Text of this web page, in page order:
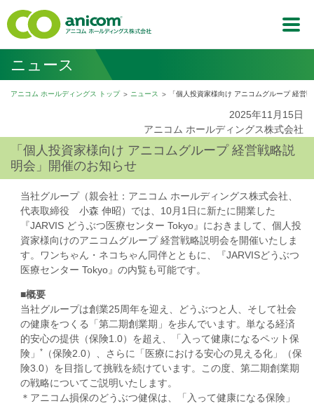
ニュース
アニコム ホールディングス トップ ニュース 「個人投資家様向け アニコムグループ 経営
2025年11月15日
アニコム ホールディングス株式会社
「個人投資家様向け アニコムグループ 経営戦略説
明会」開催のお知らせ
当社グループ（親会社：アニコム ホールディングス株式会社、
代表取締役 小森 伸昭）では、10月1日に新たに開業した
『JARVIS どうぶつ医療センター Tokyo』におきまして、個人投
資家様向けのアニコムグループ 経営戦略説明会を開催いたしま
す。ワンちゃん・ネコちゃん同伴とともに、『JARVISどうぶつ
医療センター Tokyo』の内覧も可能です。
■概要
当社グループは創業25周年を迎え、どうぶつと人、そして社会
の健康をつくる「第二期創業期」を歩んでいます。単なる経済
的安心の提供（保険1.0）を超え、「入って健康になるペット保
険」
*
（保険2.0）、さらに「医療における安心の見える化」（保
険3.0）を目指して挑戦を続けています。この度、第二期創業期
の戦略についてご説明いたします。
＊アニコム損保のどうぶつ健保は、「入って健康になる保険」